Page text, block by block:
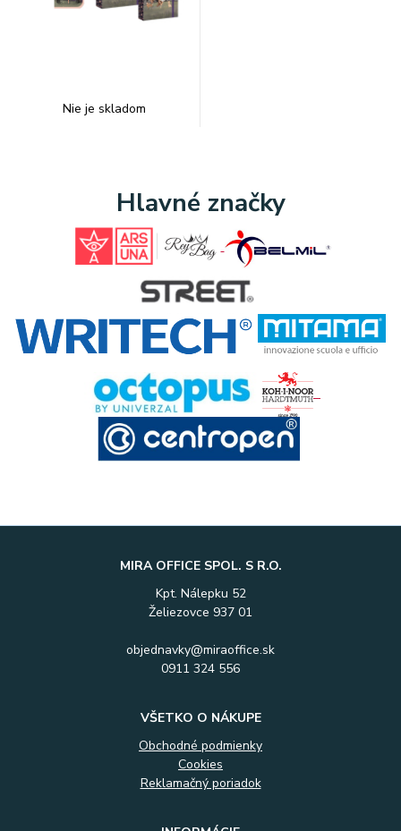
Nie je skladom
Hlavné značky
MIRA OFFICE SPOL. S R.O.
Kpt. Nálepku 52
Želiezovce 937 01
objednavky@miraoffice.sk
0911 324 556
VŠETKO O NÁKUPE
Obchodné podmienky
Cookies
Reklamačný poriadok